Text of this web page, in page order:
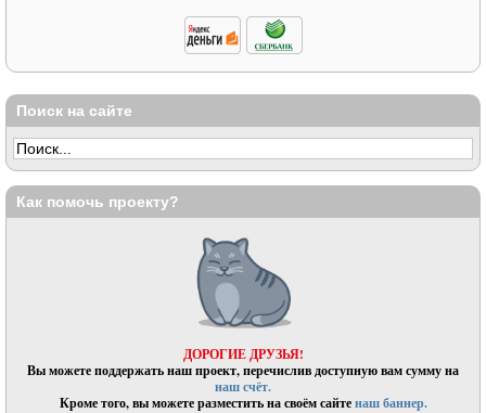
Поиск на сайте
Как помочь проекту?
ДОРОГИЕ ДРУЗЬЯ!
Вы можете поддержать наш проект, перечислив доступную вам сумму на
наш счёт.
Кроме того, вы можете разместить на своём сайтенаш баннер.